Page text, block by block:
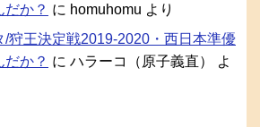
か？ に homuhomu より
/狩王決定戦2019-2020・西日本準優
か？ に ハラーコ（原子義直）
よ